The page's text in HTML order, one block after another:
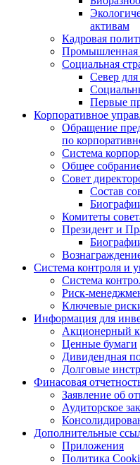
активам
Кадровая
Промышленная
Социальная
Север
Первые
Корпоративное
Обращение
по
Система
Общее
Совет
Состав
Комитеты
Президент и
Система контроля и
Система
Риск-
Ключевые
Информация для
Акционерный
Ценные бумаги
Дивидендная
Долговые
Финасовая
Заявление об
Аудиторское
Дополнительные
Приложения
Политика